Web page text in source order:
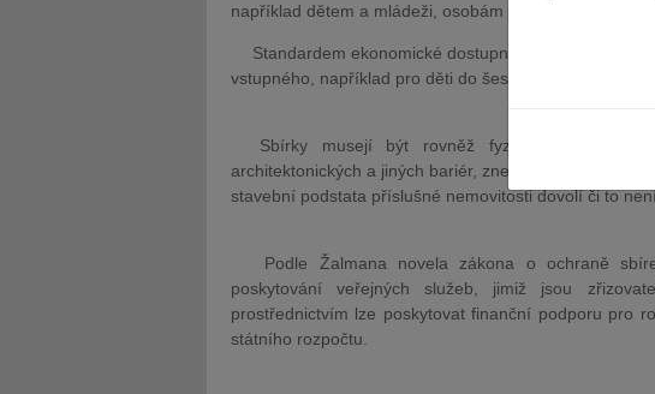
například dětem a mládeži, osobám se zdravotním
Standardem ekonomické dostupnosti je míněno
vstupného, například pro děti do šesti let, žáky
Sbírky musejí být rovněž fyzicky dostupné.
architektonických a jiných bariér, znemožňujících vstup
stavební podstata příslušné nemovitosti dovolí či to
Podle Žalmana novela zákona o ochraně
poskytování veřejných služeb, jimiž jsou
prostřednictvím lze poskytovat finanční podporu pro
státního rozpočtu.
JUDr. Tomáš Nielsen
JUDr. Tomáš Sokol
Kurzy lektora